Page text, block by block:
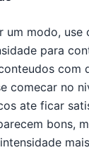
um modo, use
para
com
comecar no
ate ficar
bons,